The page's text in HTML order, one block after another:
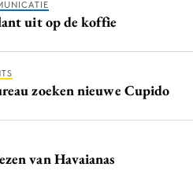
uit op de koffie
zoeken nieuwe Cupido
van Havaianas